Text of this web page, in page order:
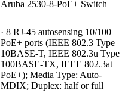
Aruba 2530-8-PoE+ Switch
· 8 RJ-45 autosensing 10/100
PoE+ ports (IEEE 802.3 Type
10BASE-T, IEEE 802.3u Type
100BASE-TX, IEEE 802.3at
PoE+); Media Type: Auto-
MDIX; Duplex: half or full